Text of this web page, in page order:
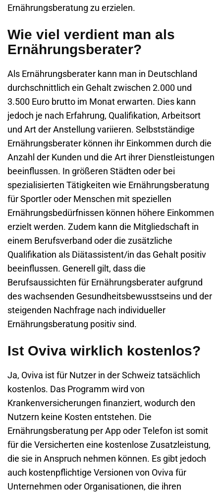
Ernährungsberatung zu erzielen.
Wie viel verdient man als
Ernährungsberater?
Als Ernährungsberater kann man in Deutschland
durchschnittlich ein Gehalt zwischen 2.000 und
3.500 Euro brutto im Monat erwarten. Dies kann
jedoch je nach Erfahrung, Qualifikation, Arbeitsort
und Art der Anstellung variieren. Selbstständige
Ernährungsberater können ihr Einkommen durch die
Anzahl der Kunden und die Art ihrer Dienstleistungen
beeinflussen. In größeren Städten oder bei
spezialisierten Tätigkeiten wie Ernährungsberatung
für Sportler oder Menschen mit speziellen
Ernährungsbedürfnissen können höhere Einkommen
erzielt werden. Zudem kann die Mitgliedschaft in
einem Berufsverband oder die zusätzliche
Qualifikation als Diätassistent/in das Gehalt positiv
beeinflussen. Generell gilt, dass die
Berufsaussichten für Ernährungsberater aufgrund
des wachsenden Gesundheitsbewusstseins und der
steigenden Nachfrage nach individueller
Ernährungsberatung positiv sind.
Ist Oviva wirklich kostenlos?
Ja, Oviva ist für Nutzer in der Schweiz tatsächlich
kostenlos. Das Programm wird von
Krankenversicherungen finanziert, wodurch den
Nutzern keine Kosten entstehen. Die
Ernährungsberatung per App oder Telefon ist somit
für die Versicherten eine kostenlose Zusatzleistung,
die sie in Anspruch nehmen können. Es gibt jedoch
auch kostenpflichtige Versionen von Oviva für
Unternehmen oder Organisationen, die ihren